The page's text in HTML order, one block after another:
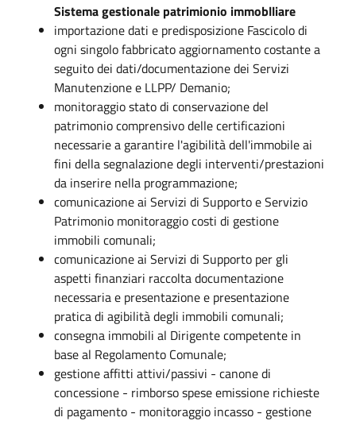
Sistema gestionale patrimionio immoblliare
importazione dati e predisposizione Fascicolo di
ogni singolo fabbricato aggiornamento costante a
seguito dei dati/documentazione dei Servizi
Manutenzione e LLPP/ Demanio;
monitoraggio stato di conservazione del
patrimonio comprensivo delle certificazioni
necessarie a garantire l'agibilità dell'immobile ai
fini della segnalazione degli interventi/prestazioni
da inserire nella programmazione;
comunicazione ai Servizi di Supporto e Servizio
Patrimonio monitoraggio costi di gestione
immobili comunali;
comunicazione ai Servizi di Supporto per gli
aspetti finanziari raccolta documentazione
necessaria e presentazione e presentazione
pratica di agibilità degli immobili comunali;
consegna immobili al Dirigente competente in
base al Regolamento Comunale;
gestione affitti attivi/passivi - canone di
concessione - rimborso spese emissione richieste
di pagamento - monitoraggio incasso - gestione